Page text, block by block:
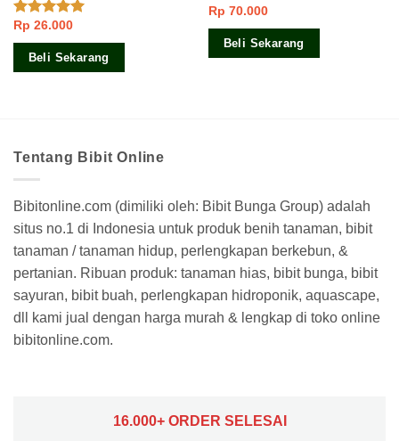
Dinilai5.00
dari 5
Rp 26.000
Beli Sekarang
Dinilai
4.00dari
Rp 70.000
Beli Sekarang
Tentang Bibit Online
Bibitonline.com (dimiliki oleh: Bibit Bunga Group) adalah
situs no.1 di Indonesia untuk produk benih tanaman, bibit
tanaman / tanaman hidup, perlengkapan berkebun, &
pertanian. Ribuan produk: tanaman hias, bibit bunga, bibit
sayuran, bibit buah, perlengkapan hidroponik, aquascape,
dll kami jual dengan harga murah & lengkap di toko online
bibitonline.com.
16.000+ ORDER SELESAI